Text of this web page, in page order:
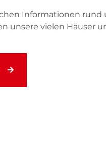
Informationen rund
unsere vielen Häuser